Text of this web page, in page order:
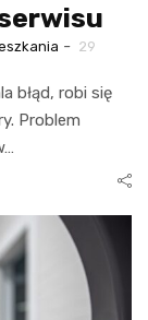
- 29
błąd, robi się
Problem